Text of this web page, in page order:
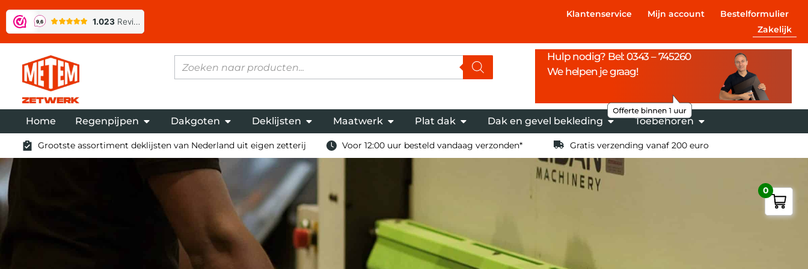
Klantenservice Mijn account
Bestelformulier
Zakelijk
Hulp nodig? Bel: 0343 – 745260
We helpen je graag!
Home Regenpijpen Dakgoten Deklijsten Maatwerk Plat dak Dak en gevel bekleding Toebehoren
Grootste assortiment deklijsten van Nederland uit eigen zetterij Voor 12:00 uur besteld vandaag verzonden* Gratis verzending vanaf 200 euro
0